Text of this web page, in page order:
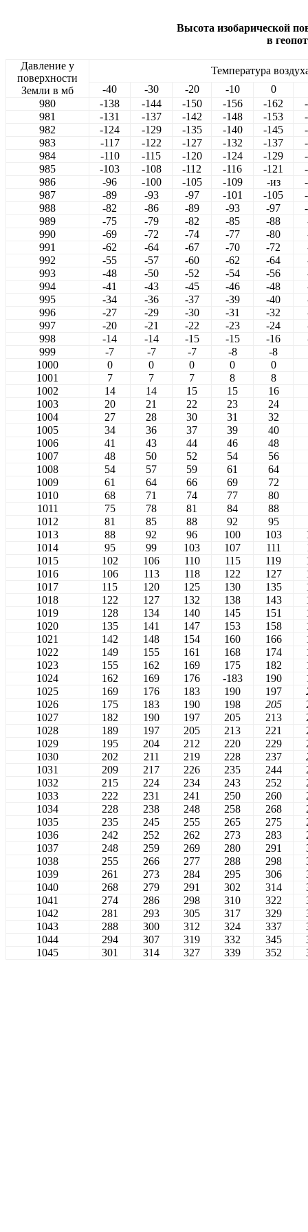
Высота изобарической
в
Давление у
поверхности
Земли в мб
Температура
-40
-30 -20 -10
0
980
-138 -144 -150 -156 -162
981
-131 -137 -142 -148 -153
982
-124 -129 -135 -140 -145
983
-117 -122 -127 -132 -137
984
-110 -115 -120 -124 -129
985
-103 -108 -112 -116 -121
986
-96 -100 -105 -109 -из
987
-89 -93 -97 -101 -105
988
-82 -86 -89 -93 -97
989
-75 -79 -82 -85 -88
990
-69 -72 -74 -77 -80
991
-62 -64 -67 -70 -72
992
-55 -57 -60 -62 -64
993
-48 -50 -52 -54 -56
994
-41 -43 -45 -46 -48
995
-34 -36 -37 -39 -40
996
-27 -29 -30 -31 -32
997
-20 -21 -22 -23 -24
998
-14 -14 -15 -15 -16
999
-7 -7 -7 -8
-8
1000
0 0 0 0
0
1001
7 7 7 8
8
1002
14 14 15 15
16
1003
20 21 22 23
24
1004
27 28 30 31
32
1005
34 36 37 39
40
1006
41 43 44 46
48
1007
48 50 52 54
56
1008
54 57 59 61
64
1009
61 64 66 69
72
1010
68 71 74 77
80
1011
75 78 81 84
88
1012
81 85 88 92
95
1013
88 92 96 100 103
1014
95 99 103 107 111
1015
102 106 110 115 119
1016
106 113 118 122 127
1017
115 120 125 130 135
1018
122 127 132 138 143
1019
128 134 140 145 151
1020
135 141 147 153 158
1021
142 148 154 160 166
1022
149 155 161 168 174
1023
155 162 169 175 182
1024
162 169 176 -183 190
1025
169 176 183 190 197
1026
175 183 190 198 205
1027
182 190 197 205 213
1028
189 197 205 213 221
1029
195 204 212 220 229
1030
202 211 219 228 237
1031
209 217 226 235 244
1032
215 224 234 243 252
1033
222 231 241 250 260
1034
228 238 248 258 268
1035
235 245 255 265 275
1036
242 252 262 273 283
1037
248 259 269 280 291
1038
255 266 277 288 298
1039
261 273 284 295 306
1040
268 279 291 302 314
1041
274 286 298 310 322
1042
281 293 305 317 329
1043
288 300 312 324 337
1044
294 307 319 332 345
1045
301 314 327 339 352